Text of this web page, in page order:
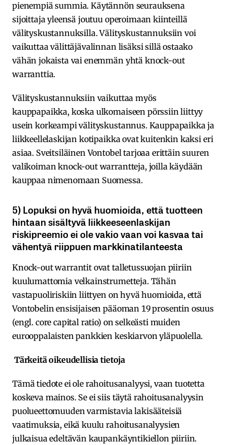
pienempiä summia. Käytännön seurauksena
sijoittaja yleensä joutuu operoimaan kiinteillä
välityskustannuksilla. Välityskustannuksiin voi
vaikuttaa välittäjävalinnan lisäksi sillä ostaako
vähän jokaista vai enemmän yhtä knock-out
warranttia.
Välityskustannuksiin vaikuttaa myös
kauppapaikka, koska ulkomaiseen pörssiin liittyy
usein korkeampi välityskustannus. Kauppapaikka ja
liikkeellelaskijan kotipaikka ovat kuitenkin kaksi eri
asiaa. Sveitsiläinen Vontobel tarjoaa erittäin suuren
valikoiman knock-out warrantteja, joilla käydään
kauppaa nimenomaan Suomessa.
5) Lopuksi on hyvä huomioida, että tuotteen
hintaan sisältyvä liikkeeseenlaskijan
riskipreemio ei ole vakio vaan voi kasvaa tai
vähentyä riippuen markkinatilanteesta
Knock-out warrantit ovat talletussuojan piiriin
kuulumattomia velkainstrumetteja. Tähän
vastapuoliriskiin liittyen on hyvä huomioida, että
Vontobelin ensisijaisen pääoman 19 prosentin osuus
(engl. core capital ratio) on selkeästi muiden
eurooppalaisten pankkien keskiarvon yläpuolella.
Tärkeitä oikeudellisia tietoja
Tämä tiedote ei ole rahoitusanalyysi, vaan tuotetta
koskeva mainos. Se ei siis täytä rahoitusanalyysin
puolueettomuuden varmistavia lakisääteisiä
vaatimuksia, eikä kuulu rahoitusanalyysien
julkaisua edeltävän kaupankäyntikiellon piiriin.